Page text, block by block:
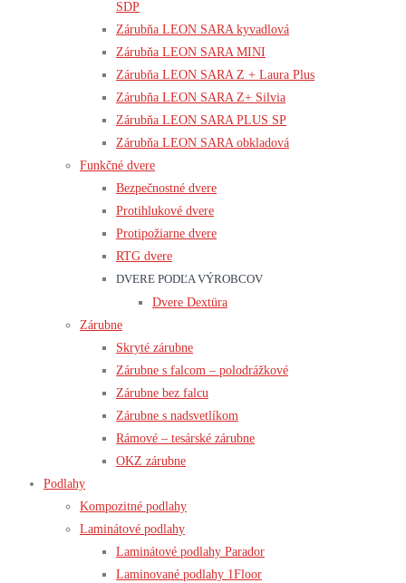
SDP
Zárubňa LEON SARA kyvadlová
Zárubňa LEON SARA MINI
Zárubňa LEON SARA Z + Laura Plus
Zárubňa LEON SARA Z+ Silvia
Zárubňa LEON SARA PLUS SP
Zárubňa LEON SARA obkladová
Funkčné dvere
Bezpečnostné dvere
Protihlukové dvere
Protipožiarne dvere
RTG dvere
DVERE PODĽA VÝROBCOV
Dvere Dextüra
Zárubne
Skryté zárubne
Zárubne s falcom – polodrážkové
Zárubne bez falcu
Zárubne s nadsvetlíkom
Rámové – tesárské zárubne
OKZ zárubne
Podlahy
Kompozitné podlahy
Laminátové podlahy
Laminátové podlahy Parador
Laminované podlahy 1Floor